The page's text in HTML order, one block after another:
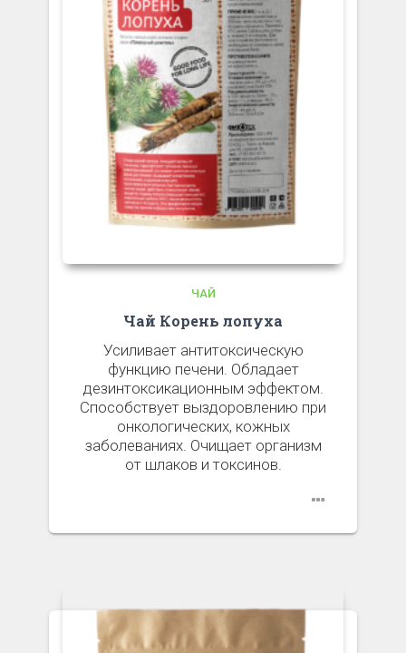
ЧАЙ
Чай Корень лопуха
Усиливает антитоксическую
функцию печени. Обладает
дезинтоксикационным эффектом.
Способствует выздоровлению при
онкологических, кожных
заболеваниях. Очищает организм
от шлаков и токсинов.